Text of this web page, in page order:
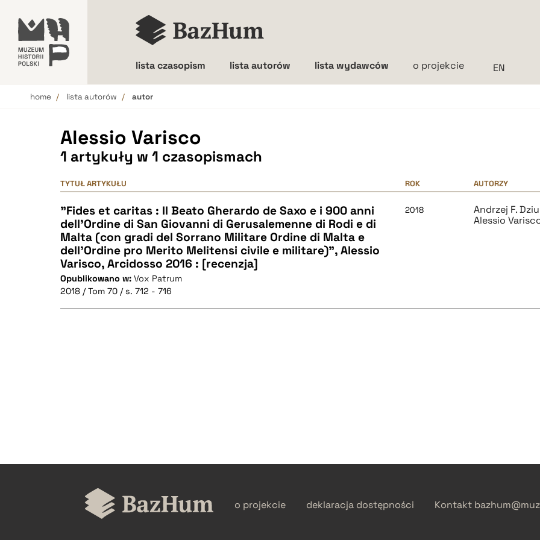
lista czasopism lista autorów lista wydawców o projekcie
home lista autorów autor
Alessio Varisco
1 artykuły w 1 czasopismach
TYTUŁ ARTYKUŁU ROK AUTORZY
"Fides et caritas : Il Beato Gherardo de Saxo e i 900 anni
dell'Ordine di San Giovanni di Gerusalemenne di Rodi e di
Malta (con gradi del Sorrano Militare Ordine di Malta e
dell'Ordine pro Merito Melitensi civile e militare)", Alessio
Varisco, Arcidosso 2016 : [recenzja]
Opublikowano w: Vox Patrum
2018 / Tom 70 / s. 712 - 716
2018
Andrzej F.
Alessio
o projekcie deklaracja dostępności Kontakt